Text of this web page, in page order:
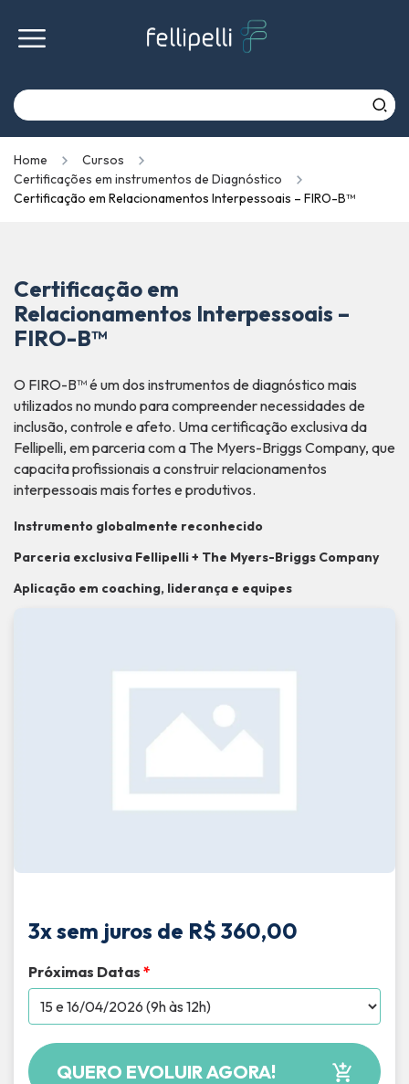
Home
Cursos
Certificações em instrumentos de Diagnóstico
Certificação em Relacionamentos Interpessoais – FIRO-B™
Certificação em
Relacionamentos Interpessoais –
FIRO-B™
O FIRO-B™ é um dos instrumentos de diagnóstico mais
utilizados no mundo para compreender necessidades de
inclusão, controle e afeto. Uma certificação exclusiva da
Fellipelli, em parceria com a The Myers-Briggs Company, que
capacita profissionais a construir relacionamentos
interpessoais mais fortes e produtivos.
Instrumento globalmente reconhecido
Parceria exclusiva Fellipelli + The Myers-Briggs Company
Aplicação em coaching, liderança e equipes
3x sem juros de R$ 360,00
Próximas Datas *
QUERO EVOLUIR AGORA!